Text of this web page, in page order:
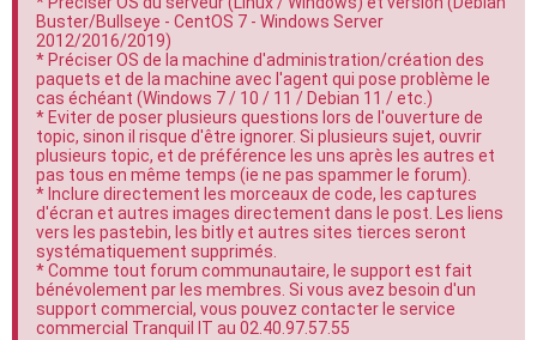
Buster/Bullseye - CentOS 7 - Windows Server
2012/2016/2019)
* Préciser OS de la machine d'administration/création des
paquets et de la machine avec l'agent qui pose problème le
cas échéant (Windows 7 / 10 / 11 / Debian 11 / etc.)
* Eviter de poser plusieurs questions lors de l'ouverture de
topic, sinon il risque d'être ignorer. Si plusieurs sujet, ouvrir
plusieurs topic, et de préférence les uns après les autres et
pas tous en même temps (ie ne pas spammer le forum).
* Inclure directement les morceaux de code, les captures
d'écran et autres images directement dans le post. Les liens
vers les pastebin, les bitly et autres sites tierces seront
systématiquement supprimés.
* Comme tout forum communautaire, le support est fait
bénévolement par les membres. Si vous avez besoin d'un
support commercial, vous pouvez contacter le service
commercial Tranquil IT au 02.40.97.57.55